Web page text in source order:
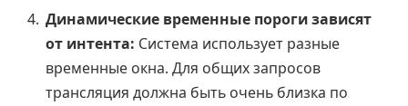
Динамические временные пороги зависят
от интента: Система использует разные
временные окна. Для общих запросов
трансляция должна быть очень близка по